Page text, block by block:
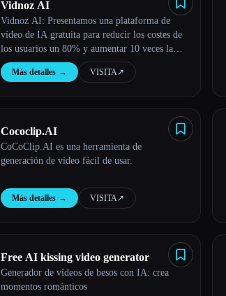
Vidnoz AI
Vidnoz AI: Presentamos una plataforma de
vídeo de IA gratuita para reducir los costes de
los usuarios un 80% y aumentar 10 veces la
productividad
Más detalles → VISITA↗︎
Cococlip.AI
CoCoClip.AI es una herramienta de
generación de vídeo fácil de usar.
Más detalles → VISITA↗︎
Free AI kissing video generator
Generador de vídeos de besos con IA: crea
momentos románticos